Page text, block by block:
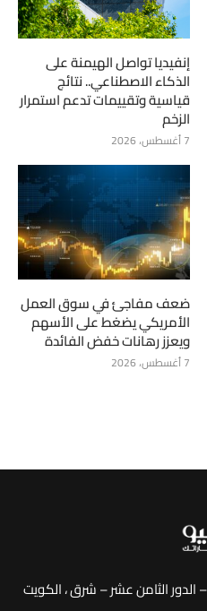
إنفيديا تواصل الهيمنة على
الذكاء الاصطناعي.. نتائج
قياسية وتقييمات تدعم استمرار
الزخم
7 أغسطس، 2026
ضعف مفاجئ في سوق العمل
الأمريكي يضغط على الأسهم
ويعزز رهانات خفض الفائدة
7 أغسطس، 2026
الدور الثامن عشر – شرق ، الكويت